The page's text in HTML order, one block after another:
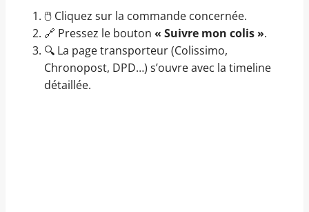
🖱️ Cliquez sur la commande concernée.
🔗 Pressez le bouton « Suivre mon colis ».
🔍 La page transporteur (Colissimo,
Chronopost, DPD…) s’ouvre avec la timeline
détaillée.